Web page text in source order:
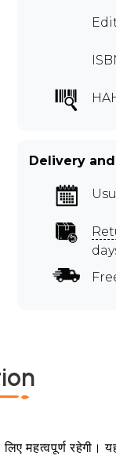
Delivery
महत्वपूर्ण रहेगी।